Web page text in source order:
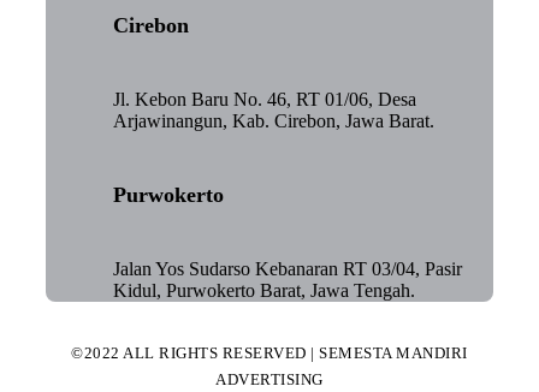
Cirebon
Jl. Kebon Baru No. 46, RT 01/06, Desa
Arjawinangun, Kab. Cirebon, Jawa Barat.
Purwokerto
Jalan Yos Sudarso Kebanaran RT 03/04, Pasir
Kidul, Purwokerto Barat, Jawa Tengah.
©2022 ALL RIGHTS RESERVED | SEMESTA MANDIRI
ADVERTISING